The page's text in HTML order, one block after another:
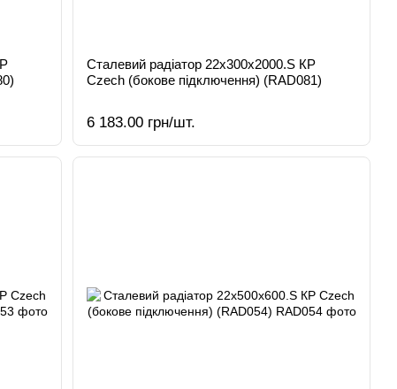
Сталевий радіатор 22х300х2000.S КР
Czech (бокове підключення) (RAD081)
6 183.00 грн/шт.